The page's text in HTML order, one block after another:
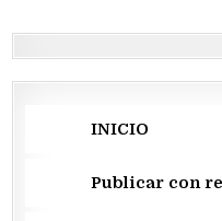
INICIO
Publicar con